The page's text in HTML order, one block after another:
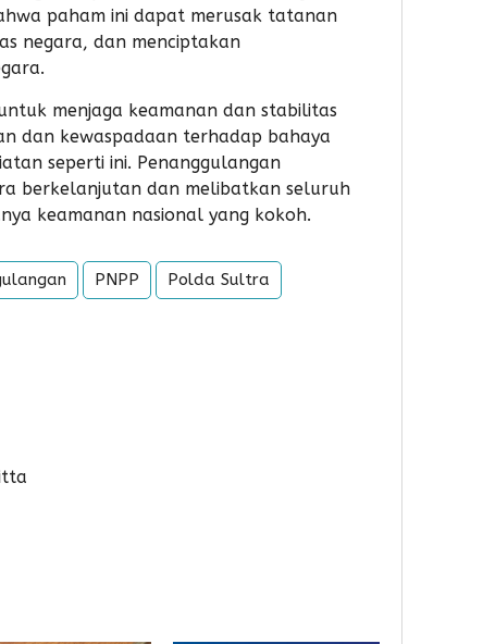
paham ini dapat merusak tatanan
negara, dan menciptakan
menjaga keamanan dan stabilitas
dan kewaspadaan terhadap bahaya
seperti ini. Penanggulangan
berkelanjutan dan melibatkan seluruh
keamanan nasional yang kokoh.
PNPP Polda Sultra